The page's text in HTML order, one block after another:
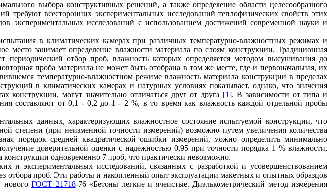
выбора конструктивных решений, а также определение области целесообразного
всесторонних экспериментальных исследований теплофизических свойств этих
экспериментальных исследований с использованием достижений современной науки и
в климатических камерах при различных температурно-влажностных режимах и
место занимает определение влажности материала по слоям конструкции. Традиционная
периодический отбор проб, влажность которых определяется методом высушивания до
проба материала не может быть отобрана в том же месте, где и первоначальная, их
температурно-влажностном режиме влажность материала конструкции в пределах
в климатических камерах и натурных условиях показывает, однако, что значения
могут значительно отличаться друг от друга [1]. В зависимости от типа и
составляют от 0,1 - 0,2 до 1 - 2 %, в то время как влажность каждой отдельной пробы
данных, характеризующих влажностное состояние испытуемой конструкции, что
степени (при неизменной точности измерений) возможно путем увеличения количества
порядок средней квадратической ошибки измерений, можно определить минимально
доверительной оценки с надежностью 0,95 при точности порядка 1 % влажности,
конструкции одновременно 7 проб, что практически невозможно.
экспериментальных исследований, связанных с разработкой и усовершенствованием
отбора проб. Эти работы и накопленный опыт эксплуатации макетных и опытных образцов
новогоГОСТ 21718-76 «Бетоны легкие и ячеистые. Диэлькометрический метод измерения